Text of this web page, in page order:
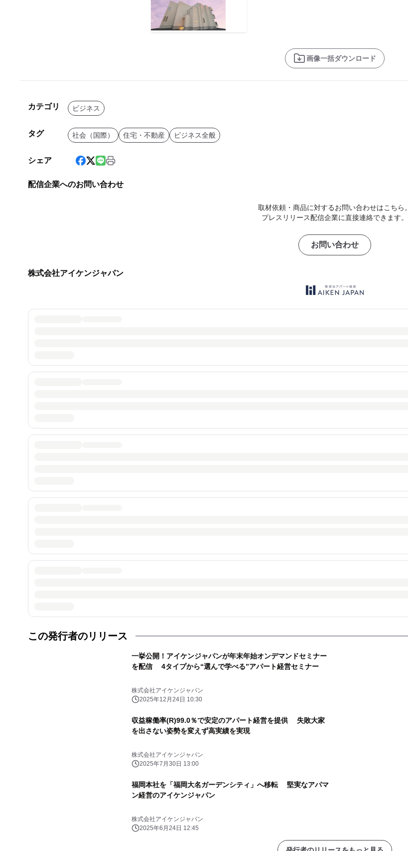
画像一括ダウンロード
カテゴリ ビジネス
タグ 社会（国際） 住宅・不動産 ビジネス全般
シェア
配信企業へのお問い合わせ
取材依頼・商品に対するお問い合わせはこちら。
プレスリリース配信企業に直接連絡できます。
お問い合わせ
株式会社アイケンジャパン
この発行者のリリース
一挙公開！アイケンジャパンが年末年始オンデマンドセミナー
を配信 4タイプから“選んで学べる”アパート経営セミナー
株式会社アイケンジャパン
2025年12月24日 10:30
収益稼働率(R)99.0％で安定のアパート経営を提供 失敗大家
を出さない姿勢を変えず高実績を実現
株式会社アイケンジャパン
2025年7月30日 13:00
福岡本社を「福岡大名ガーデンシティ」へ移転 堅実なアパマ
ン経営のアイケンジャパン
株式会社アイケンジャパン
2025年6月24日 12:45